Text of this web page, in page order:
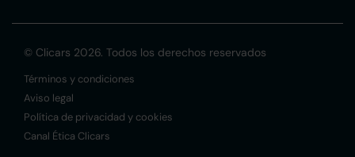
© Clicars 2026. Todos los derechos reservados
Términos y condiciones
Aviso legal
Política de privacidad y cookies
Canal Ética Clicars